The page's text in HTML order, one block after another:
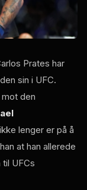
Prates har
sin i UFC.
den
lenger er på å
at han allerede
UFCs